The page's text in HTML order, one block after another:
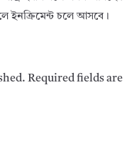
ইনক্রিমেন্ট চলে আসবে।
Required fields are